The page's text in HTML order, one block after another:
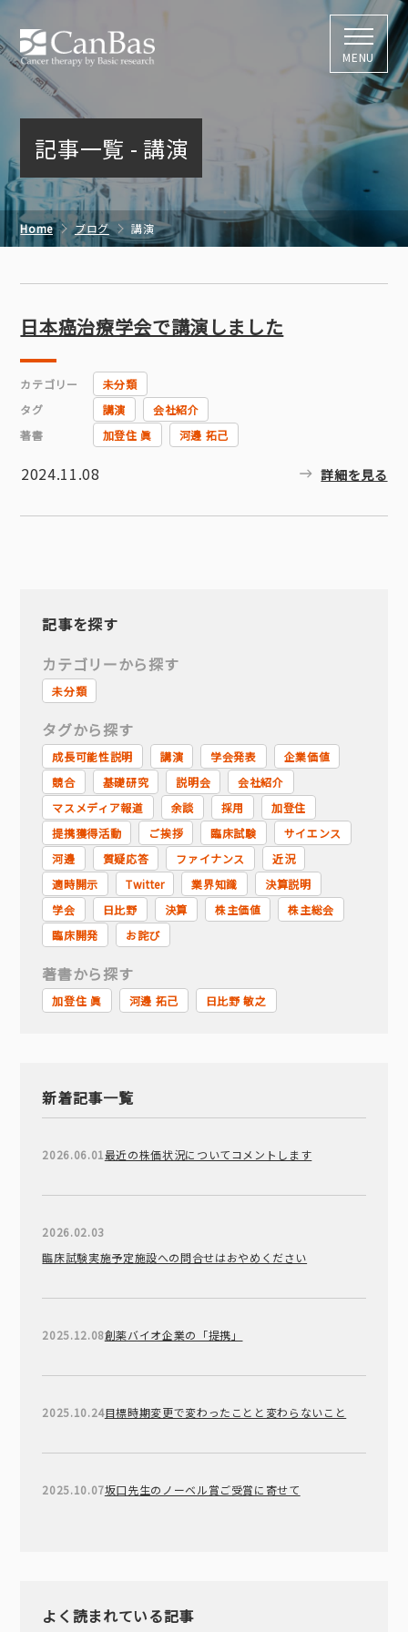
株式会社キャン
MENU
記事一覧 - 講演
Home ブログ 講演
日本癌治療学会で講演しました
カテゴリー
未分類
タグ
講演
会社紹介
著書
加登住 眞 河邊 拓己
2024.11.08 詳細を見る
記事を探す
カテゴリーから探す
未分類
タグから探す
成長可能性説明 講演 学会発表
企業価値
競合
基礎研究 説明会
会社紹介
マスメディア報道
余談 採用
加登住
提携獲得活動
ご挨拶 臨床試験
サイエンス
河邊
質疑応答 ファイナンス
近況
適時開示
Twitter 業界知識
決算説明
学会
日比野 決算 株主価値
株主総会
臨床開発
お詫び
著書から探す
加登住 眞 河邊 拓己 日比野 敏之
新着記事一覧
2026.06.01最近の株価状況についてコメントします
2026.02.03
臨床試験実施予定施設への問合せはおやめください
2025.12.08創薬バイオ企業の「提携」
2025.10.24目標時期変更で変わったことと変わらないこと
2025.10.07坂口先生のノーベル賞ご受賞に寄せて
よく読まれている記事